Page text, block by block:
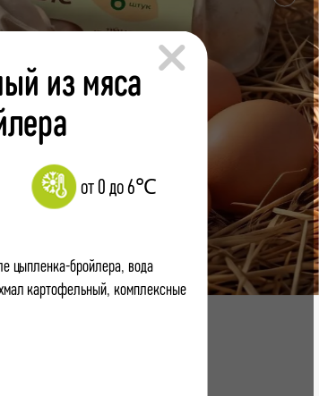
×
из мяса
от 0 до 6℃
цыпленка-бройлера, вода
картофельный, комплексные